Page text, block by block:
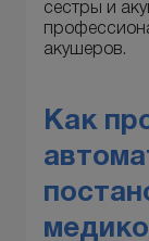
сестры и
акушеров.
Как